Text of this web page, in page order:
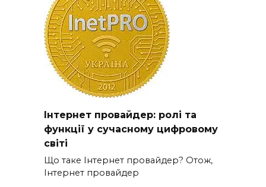
Інтернет провайдер: ролі та
функції у сучасному цифровому
світі
Що таке Інтернет провайдер? Отож,
Інтернет провайдер